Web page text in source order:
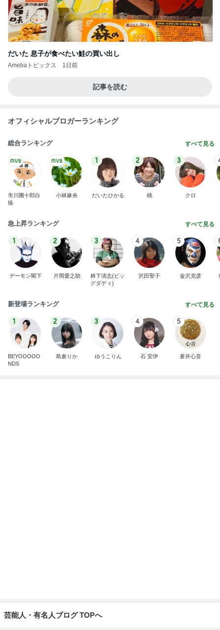
だいた 息子が食べたい鮭の買い出し
Amebaトピックス 1日前
記事を読む
オフィシャルブロガーランキング
総合ランキング すべて見る
市川團十郎白
猿
小林麻央
1
だいたひかる
2
桃
3
クロ
急上昇ランキング すべて見る
1
デーモン閣下
2
片岡愛之助
3
林下清志(ビッ
グダディ)
4
沢田聖子
5
金沢克彦
新登場ランキング すべて見る
1
BEYOOOOO
NDS
2
島倉りか
3
ゆうこりん
4
石 安伊
5
蒼井心音
芸能人・有名人ブログ TOPへ